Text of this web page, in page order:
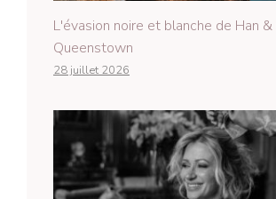
L'évasion noire et blanche de Han &
Queenstown
28 juillet 2026